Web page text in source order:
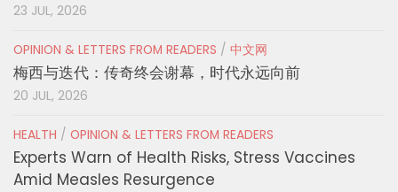
23 JUL, 2026
OPINION & LETTERS FROM READERS / 中文网
梅西与迭代：传奇终会谢幕，时代永远向前
20 JUL, 2026
HEALTH / OPINION & LETTERS FROM READERS
Experts Warn of Health Risks, Stress Vaccines
Amid Measles Resurgence